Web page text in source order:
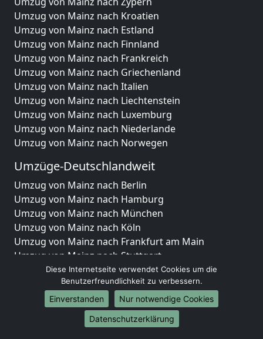
Umzug von Mainz nach Kroatien
Umzug von Mainz nach Estland
Umzug von Mainz nach Finnland
Umzug von Mainz nach Frankreich
Umzug von Mainz nach Griechenland
Umzug von Mainz nach Italien
Umzug von Mainz nach Liechtenstein
Umzug von Mainz nach Luxemburg
Umzug von Mainz nach Niederlande
Umzug von Mainz nach Norwegen
Umzüge-Deutschlandweit
Umzug von Mainz nach Berlin
Umzug von Mainz nach Hamburg
Umzug von Mainz nach München
Umzug von Mainz nach Köln
Umzug von Mainz nach Frankfurt am Main
Umzug von Mainz nach Stuttgart
Umzug von Mainz nach Düsseldorf
Umzug von Mainz nach Leipzig
Umzug von Mainz nach Dortmund
Umzug von Mainz nach Essen
Umzug von Mainz nach Bremen
Diese Internetseite verwendet Cookies um die
Benutzerfreundlichkeit zu verbessern.
Einverstanden
Nur notwendige Cookies
Datenschutzerklärung